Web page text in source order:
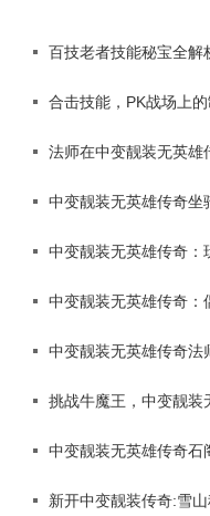
百技老者技能秘宝全解
合击技能，PK战场上
法师在中变靓装无英雄
中变靓装无英雄传奇坐
中变靓装无英雄传奇：
中变靓装无英雄传奇：
中变靓装无英雄传奇法
挑战牛魔王，中变靓装
中变靓装无英雄传奇石
新开中变靓装传奇:雪